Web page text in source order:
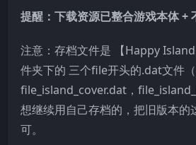
提醒：下载资源已整合游戏本体 +
注意：存档文件是 【Happy
件夹下的 三个file开头的.dat文件
file_island_cover.dat，
想继续用自己存档的，把旧版本的
可。